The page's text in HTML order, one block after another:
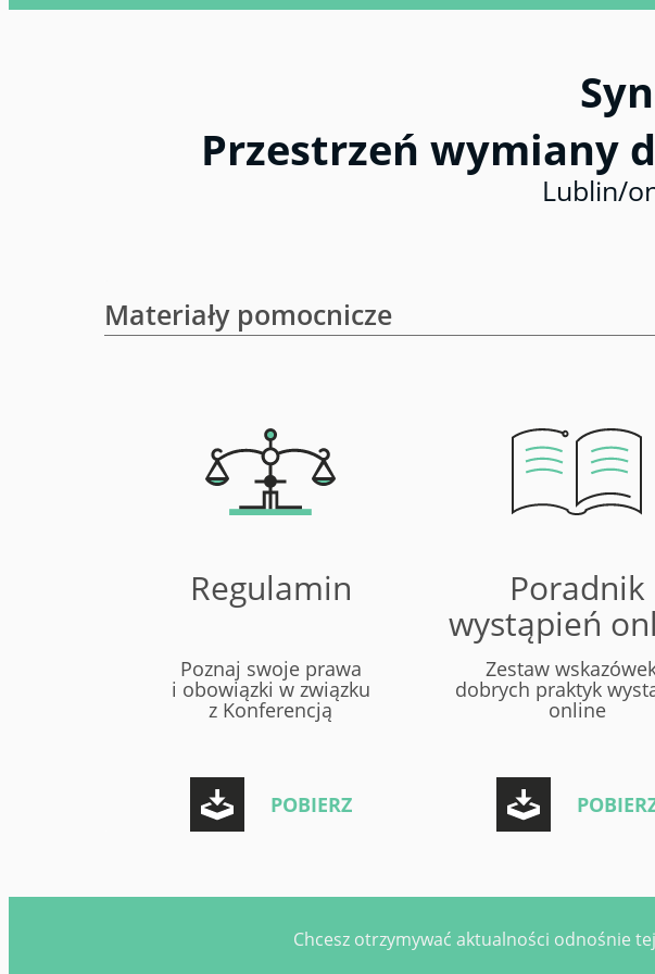
Przestrzeń wymiany
Lublin/
Materiały pomocnicze
Regulamin
Poznaj swoje prawa
i obowiązki w związku
z Konferencją
POBIERZ
Poradnik
wystąpień
Zestaw
dobrych praktyk
online
Chcesz otrzymywać aktualności odnośnie